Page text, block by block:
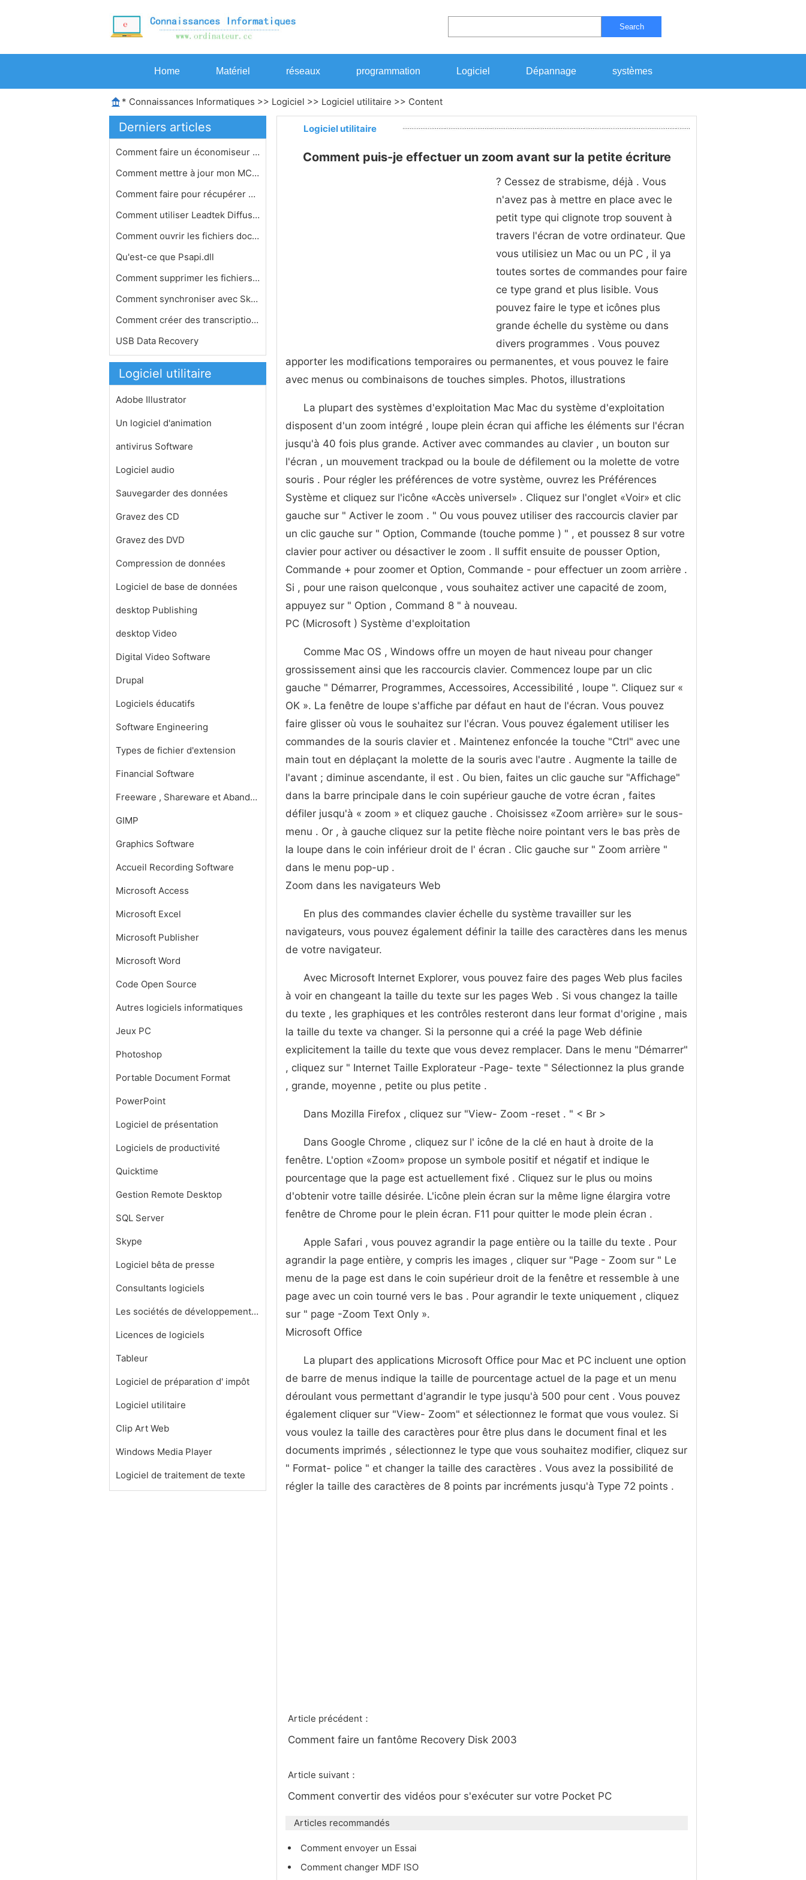
Search
Home Matériel réseaux programmation Logiciel Dépannage systèmes
* Connaissances Informatiques >> Logiciel >> Logiciel utilitaire >> Content
Derniers articles
Comment faire un économiseur d'écr…
Comment mettre à jour mon MCX
Comment faire pour récupérer une p…
Comment utiliser Leadtek Diffusion e…
Comment ouvrir les fichiers docx ave…
Qu'est-ce que Psapi.dll
Comment supprimer les fichiers Link
Comment synchroniser avec Skydrive
Comment créer des transcriptions ut…
USB Data Recovery
Logiciel utilitaire
Adobe Illustrator
Un logiciel d'animation
antivirus Software
Logiciel audio
Sauvegarder des données
Gravez des CD
Gravez des DVD
Compression de données
Logiciel de base de données
desktop Publishing
desktop Video
Digital Video Software
Drupal
Logiciels éducatifs
Software Engineering
Types de fichier d'extension
Financial Software
Freeware , Shareware et Abandonware
GIMP
Graphics Software
Accueil Recording Software
Microsoft Access
Microsoft Excel
Microsoft Publisher
Microsoft Word
Code Open Source
Autres logiciels informatiques
Jeux PC
Photoshop
Portable Document Format
PowerPoint
Logiciel de présentation
Logiciels de productivité
Quicktime
Gestion Remote Desktop
SQL Server
Skype
Logiciel bêta de presse
Consultants logiciels
Les sociétés de développement de logiciels
Licences de logiciels
Tableur
Logiciel de préparation d' impôt
Logiciel utilitaire
Clip Art Web
Windows Media Player
Logiciel de traitement de texte
Logiciel utilitaire
Comment puis-je effectuer un zoom avant sur ​​la petite écriture
? Cessez de strabisme, déjà . Vous
n'avez pas à mettre en place avec le
petit type qui clignote trop souvent à
travers l'écran de votre ordinateur. Que
vous utilisiez un Mac ou un PC , il ya
toutes sortes de commandes pour faire
ce type grand et plus lisible. Vous
pouvez faire le type et icônes plus
grande échelle du système ou dans
divers programmes . Vous pouvez
apporter les modifications temporaires ou permanentes, et vous pouvez le faire
avec menus ou combinaisons de touches simples. Photos, illustrations
La plupart des systèmes d'exploitation Mac Mac du système d'exploitation
disposent d'un zoom intégré , loupe plein écran qui affiche les éléments sur l'écran
jusqu'à 40 fois plus grande. Activer avec commandes au clavier , un bouton sur
l'écran , un mouvement trackpad ou la boule de défilement ou la molette de votre
souris . Pour régler les préférences de votre système, ouvrez les Préférences
Système et cliquez sur l'icône «Accès universel» . Cliquez sur l'onglet «Voir» et clic
gauche sur " Activer le zoom . " Ou vous pouvez utiliser des raccourcis clavier par
un clic gauche sur " Option, Commande (touche pomme ) " , et poussez 8 sur votre
clavier pour activer ou désactiver le zoom . Il suffit ensuite de pousser Option,
Commande + pour zoomer et Option, Commande - pour effectuer un zoom arrière .
Si , pour une raison quelconque , vous souhaitez activer une capacité de zoom,
appuyez sur " Option , Command 8 " à nouveau.
PC (Microsoft ) Système d'exploitation
Comme Mac OS , Windows offre un moyen de haut niveau pour changer
grossissement ainsi que les raccourcis clavier. Commencez loupe par un clic
gauche " Démarrer, Programmes, Accessoires, Accessibilité , loupe ". Cliquez sur «
OK ». La fenêtre de loupe s'affiche par défaut en haut de l'écran. Vous pouvez
faire glisser où vous le souhaitez sur l'écran. Vous pouvez également utiliser les
commandes de la souris clavier et . Maintenez enfoncée la touche "Ctrl" avec une
main tout en déplaçant la molette de la souris avec l'autre . Augmente la taille de
l'avant ; diminue ascendante, il est . Ou bien, faites un clic gauche sur "Affichage"
dans la barre principale dans le coin supérieur gauche de votre écran , faites
défiler jusqu'à « zoom » et cliquez gauche . Choisissez «Zoom arrière» sur le sous-
menu . Or , à gauche cliquez sur la petite flèche noire pointant vers le bas près de
la loupe dans le coin inférieur droit de l' écran . Clic gauche sur " Zoom arrière "
dans le menu pop-up .
Zoom dans les navigateurs Web
En plus des commandes clavier échelle du système travailler sur les
navigateurs, vous pouvez également définir la taille des caractères dans les menus
de votre navigateur.
Avec Microsoft Internet Explorer, vous pouvez faire des pages Web plus faciles
à voir en changeant la taille du texte sur les pages Web . Si vous changez la taille
du texte , les graphiques et les contrôles resteront dans leur format d'origine , mais
la taille du texte va changer. Si la personne qui a créé la page Web définie
explicitement la taille du texte que vous devez remplacer. Dans le menu "Démarrer"
, cliquez sur " Internet Taille Explorateur -Page- texte " Sélectionnez la plus grande
, grande, moyenne , petite ou plus petite .
Dans Mozilla Firefox , cliquez sur "View- Zoom -reset . " < Br >
Dans Google Chrome , cliquez sur l' icône de la clé en haut à droite de la
fenêtre. L'option «Zoom» propose un symbole positif et négatif et indique le
pourcentage que la page est actuellement fixé . Cliquez sur le plus ou moins
d'obtenir votre taille désirée. L'icône plein écran sur la même ligne élargira votre
fenêtre de Chrome pour le plein écran. F11 pour quitter le mode plein écran .
Apple Safari , vous pouvez agrandir la page entière ou la taille du texte . Pour
agrandir la page entière, y compris les images , cliquer sur "Page - Zoom sur " Le
menu de la page est dans le coin supérieur droit de la fenêtre et ressemble à une
page avec un coin tourné vers le bas . Pour agrandir le texte uniquement , cliquez
sur " page -Zoom Text Only ».
Microsoft Office
La plupart des applications Microsoft Office pour Mac et PC incluent une option
de barre de menus indique la taille de pourcentage actuel de la page et un menu
déroulant vous permettant d'agrandir le type jusqu'à 500 pour cent . Vous pouvez
également cliquer sur "View- Zoom" et sélectionnez le format que vous voulez. Si
vous voulez la taille des caractères pour être plus dans le document final et les
documents imprimés , sélectionnez le type que vous souhaitez modifier, cliquez sur
" Format- police " et changer la taille des caractères . Vous avez la possibilité de
régler la taille des caractères de 8 points par incréments jusqu'à Type 72 points .
Article précédent：
Comment faire un fantôme Recovery Disk 2003
Article suivant：
Comment convertir des vidéos pour s'exécuter sur votre Pocket PC
Articles recommandés
Comment envoyer un Essai
Comment changer MDF ISO